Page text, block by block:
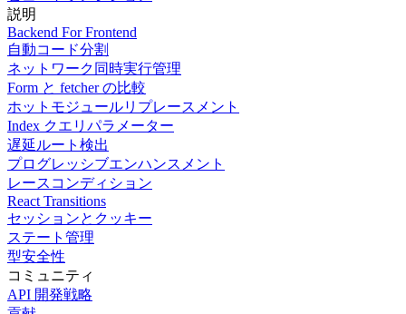
説明
Backend For Frontend
自動コード分割
ネットワーク同時実行管理
Form と fetcher の比較
ホットモジュールリプレースメント
Index クエリパラメーター
遅延ルート検出
プログレッシブエンハンスメント
レースコンディション
React Transitions
セッションとクッキー
ステート管理
型安全性
コミュニティ
API 開発戦略